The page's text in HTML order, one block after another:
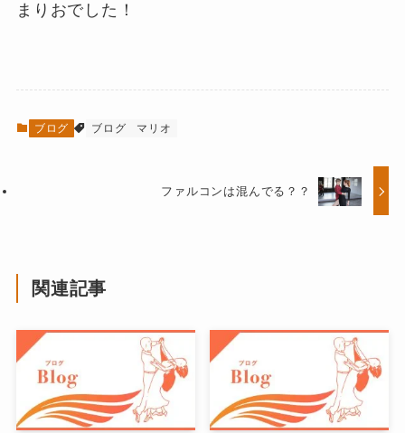
まりおでした！
ブログ ブログ マリオ
ファルコンは混んでる？？
関連記事